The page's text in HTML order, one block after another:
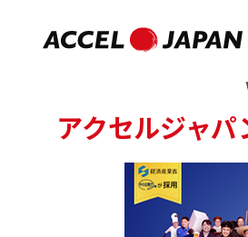
アクセルジャパ